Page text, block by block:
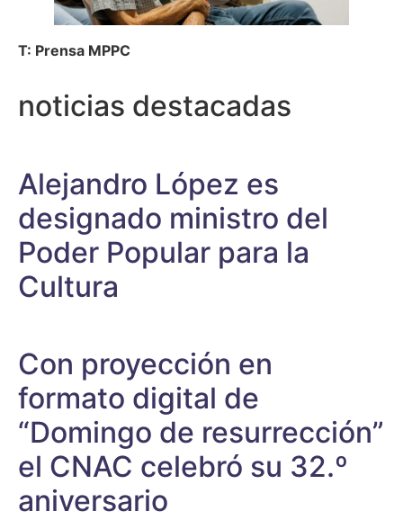
T: Prensa MPPC
noticias destacadas
Alejandro López es
designado ministro del
Poder Popular para la
Cultura
Con proyección en
formato digital de
“Domingo de resurrección”
el CNAC celebró su 32.º
aniversario